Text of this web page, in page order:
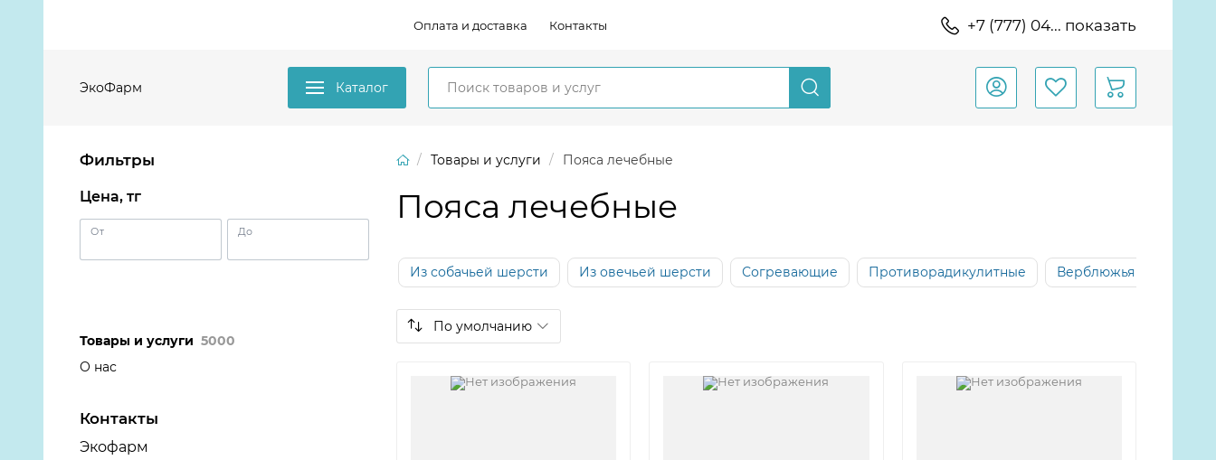
Оплата и доставка Контакты +7 (777) 04... показать
ЭкоФарм Каталог
Товары и услуги Пояса лечебные
Пояса лечебные
Из собачьей шерсти Из овечьей шерсти Согревающие Противорадикулитные Верблюжья шерсть
По умолчанию
Фильтры
Цена, тг
От До
Товары и услуги 5000
О нас
Контакты
Экофарм